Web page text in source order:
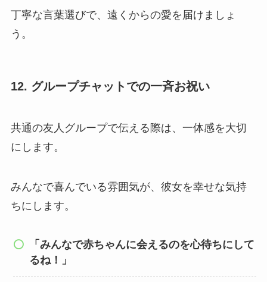
丁寧な言葉選びで、遠くからの愛を届けましょ
う。
12. グループチャットでの一斉お祝い
共通の友人グループで伝える際は、一体感を大切
にします。
みんなで喜んでいる雰囲気が、彼女を幸せな気持
ちにします。
「みんなで赤ちゃんに会えるのを心待ちにして
るね！」